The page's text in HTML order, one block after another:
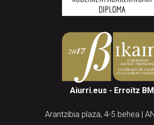
Aiurri.eus - Erroitz BM
Arantzibia plaza, 4-5 behea |